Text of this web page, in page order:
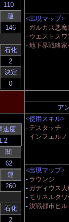
運
石化
決定
<出現マップ>
- ガルカス悪
- ウエストス
- 地下界戦略
ア
速度
闇
運
石化
<使用スキル>
- デスタッチ
- インフェル
<出現マップ>
- ラウンジ
- ガディウス
- モリネルタ
- 決戦都市ヒ